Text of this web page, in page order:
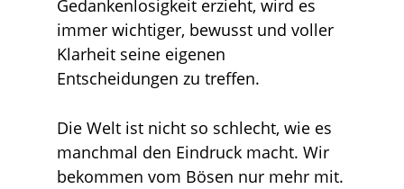
Gedankenlosigkeit erzieht, wird es
immer wichtiger, bewusst und voller
Klarheit seine eigenen
Entscheidungen zu treffen.
Die Welt ist nicht so schlecht, wie es
manchmal den Eindruck macht. Wir
bekommen vom Bösen nur mehr mit.